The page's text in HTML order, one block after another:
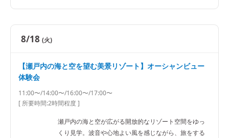
8/18 (火)
【瀬戸内の海と空を望む美景リゾート】オーシャンビュー
体験会
11:00〜/14:00〜/16:00〜/17:00〜
[ 所要時間:2時間程度]
瀬戸内の海と空が広がる開放的なリゾート空間をゆっ
くり見学。波音や心地よい風を感じながら、旅をする